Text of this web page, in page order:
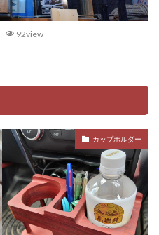
92view
カップホルダー